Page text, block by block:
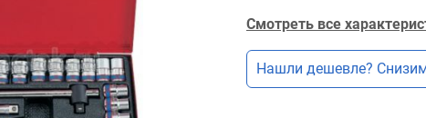
Смотреть все
Нашли дешевле?